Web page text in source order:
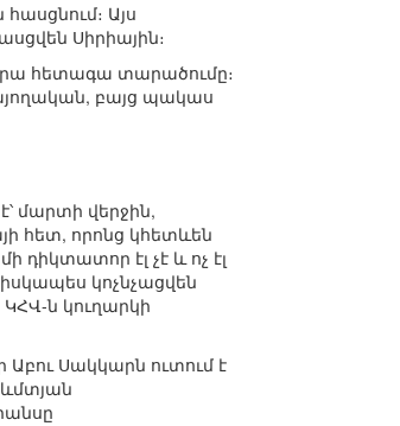
Այս
Սիրիային։
դրա հետագա տարածումը։
բայց պակաս
մարտի վերջին,
հետ, որոնց կհետևեն
էլ չէ և ոչ էլ
կոչնչացվեն
ն կուղարկի
Սակկարն ուտում է